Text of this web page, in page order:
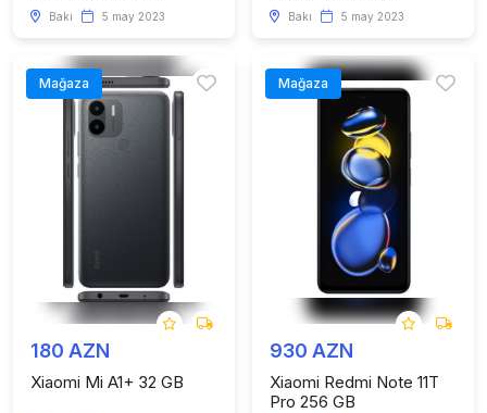
Bakı 5 may 2023 Bakı 5 may 2023
Mağaza
180 AZN
Xiaomi Mi A1+ 32 GB
Mağaza
930 AZN
Xiaomi Redmi Note 11T
Pro 256 GB